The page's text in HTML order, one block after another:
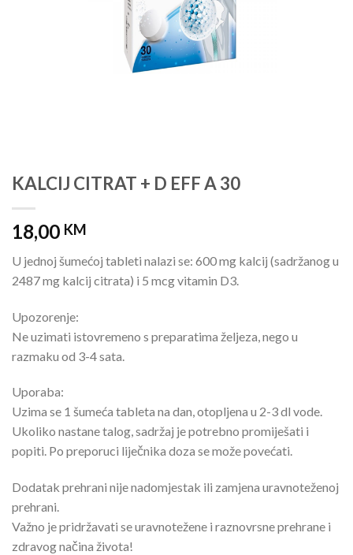
KALCIJ CITRAT + D EFF A 30
18,00 KM
U jednoj šumećoj tableti nalazi se: 600 mg kalcij (sadržanog u
2487 mg kalcij citrata) i 5 mcg vitamin D3.
Upozorenje:
Ne uzimati istovremeno s preparatima željeza, nego u
razmaku od 3-4 sata.
Uporaba:
Uzima se 1 šumeća tableta na dan, otopljena u 2-3 dl vode.
Ukoliko nastane talog, sadržaj je potrebno promiješati i
popiti. Po preporuci liječnika doza se može povećati.
Dodatak prehrani nije nadomjestak ili zamjena uravnoteženoj
prehrani.
Važno je pridržavati se uravnotežene i raznovrsne prehrane i
zdravog načina života!